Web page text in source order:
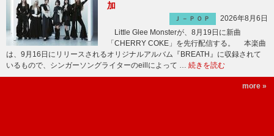
加
Ｊ－ＰＯＰ
2026年8月6日
Little Glee Monsterが、8月19日に新曲
「CHERRY COKE」を先行配信する。 本楽曲
は、9月16日にリリースされるオリジナルアルバム『BREATH』に収録されて
いるもので、シンガーソングライターのeillによって … 続きを読む
more »